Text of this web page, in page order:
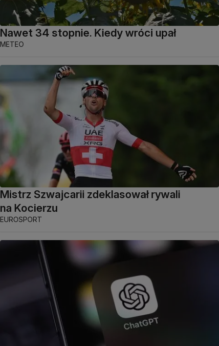
Nawet 34 stopnie. Kiedy wróci upał
METEO
Mistrz Szwajcarii zdeklasował rywali
na Kocierzu
EUROSPORT